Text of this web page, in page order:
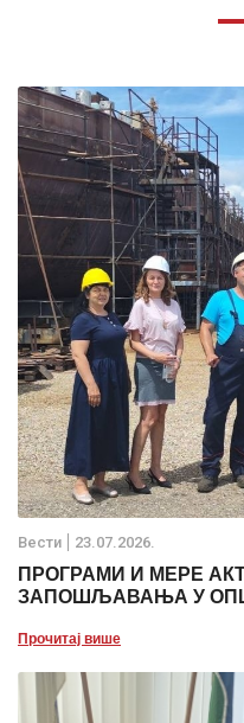
Вести 23.07.2026.
ПРОГРАМИ И МЕРЕ
ЗАПОШЉАВАЊА У
Прочитај више